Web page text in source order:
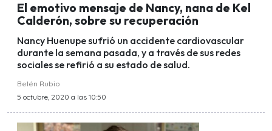
El emotivo mensaje de Nancy, nana de Kel
Calderón, sobre su recuperación
Nancy Huenupe sufrió un accidente cardiovascular
durante la semana pasada, y a través de sus redes
sociales se refirió a su estado de salud.
Belén Rubio
5 octubre, 2020 a las 10:50